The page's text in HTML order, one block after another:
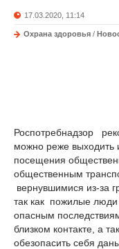
17.03.2020, 11:14
Охрана здоровья /
Роспотребнадзор
можно реже выходить
посещения
общественным
вернувшимися из-за
так как пожилые
опасным
близком контакте, а
обезопасить себя